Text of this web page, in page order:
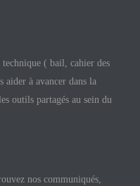
technique ( bail, cahier des
aider à avancer dans la
outils partagés au sein du
nos communiqués,